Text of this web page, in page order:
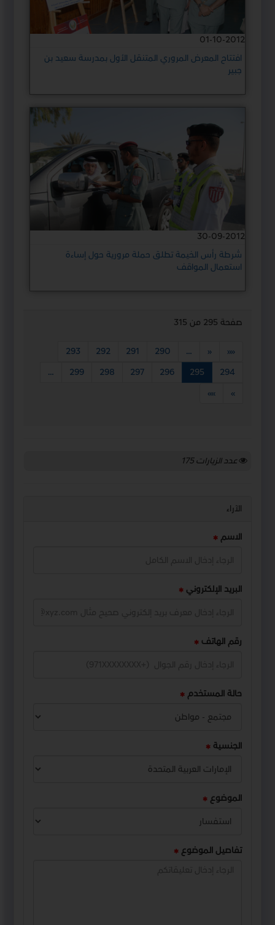
01-10-2012
افتتاح المعرض المروري المتنقل الأول بمدرسة سعيد بن
جبير
30-09-2012
شرطة رأس الخيمة تطلق حملة مرورية حول إساءة
استعمال المواقف
صفحة 295 من 315
290
291
292
293
294
295
296
297
298
299
عدد الزيارات175
الآراء
الاسم
البريد الإلكتروني
رقم الهاتف
حالة المستخدم
الجنسية
الموضوع
تفاصيل الموضوع